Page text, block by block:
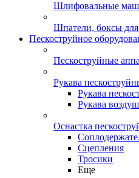
Шлифовальные
Шпатели, боксы
Пескоструйное
Пескоструйные
Рукава
Рукава
Рукава
Оснастка
Сцепления
Тросики
Еще